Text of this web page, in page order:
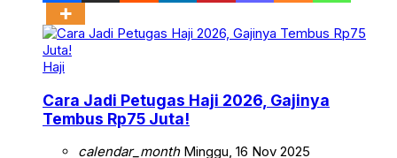
Haji
Cara Jadi Petugas Haji 2026, Gajinya
Tembus Rp75 Juta!
calendar_monthMinggu, 16 Nov 2025